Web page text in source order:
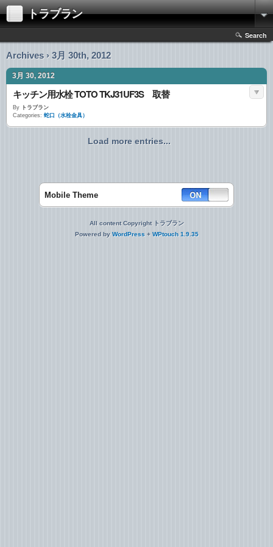
トラブラン
Search
Archives › 3月 30th, 2012
3月 30, 2012
キッチン用水栓 TOTO TKJ31UF3S 取替
By トラブラン
Categories: 蛇口（水栓金具）
Load more entries...
Mobile Theme
All content Copyright トラブラン
Powered by WordPress + WPtouch 1.9.35